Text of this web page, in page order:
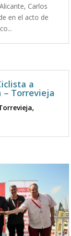
Carlos
en el acto de
a
– Torrevieja
,